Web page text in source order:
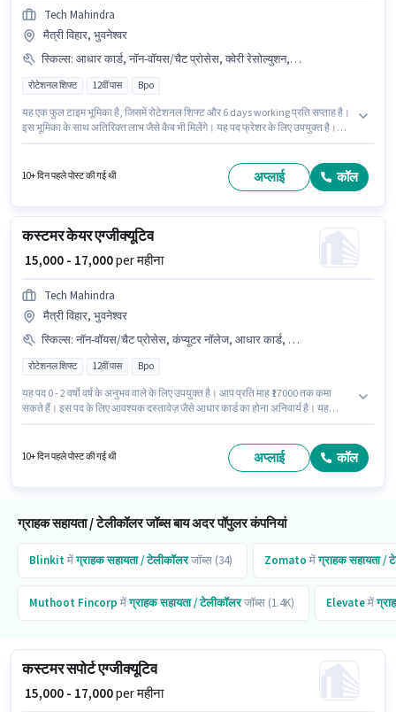
Tech Mahindra
मैत्री विहार, भुवनेश्वर
स्किल्स: आधार कार्ड, नॉन-वॉयस/चैट प्रोसेस, क्वेरी रेसोल्युशन, कंप्यूटर नॉलेज
रोटेशनल शिफ्ट 12वीं पास Bpo
यह एक फुल टाइम भूमिका है, जिसमें रोटेशनल शिफ्ट और 6 days working प्रति सप्ताह है।
इस भूमिका के साथ अतिरिक्त लाभ जैसे कैब भी मिलेंगे। यह पद फ्रेशर के लिए उपयुक्त है।
के पास कंप्यूटर नॉलेज, क्वेरी रेसोल्युशन, नॉन-वॉयस/चैट प्रोसेस जैसी स्किल्स होनी चाहिए।
10+ दिन पहले पोस्ट की गई थी अप्लाई कॉल
कस्टमर केयर एग्जीक्यूटिव
₹ 15,000 - 17,000per महीना
Tech Mahindra
मैत्री विहार, भुवनेश्वर
स्किल्स: नॉन-वॉयस/चैट प्रोसेस, कंप्यूटर नॉलेज, आधार कार्ड, क्वेरी रेसोल्युशन
रोटेशनल शिफ्ट 12वीं पास Bpo
यह पद 0 - 2 वर्षो वर्ष के अनुभव वाले के लिए उपयुक्त है। आप प्रति माह ₹17000 तक कमा
सकते हैं। इस पद के लिए आवश्यक दस्तावेज़ जैसे आधार कार्ड का होना अनिवार्य है। यह
जैसी स्किल्स होनी चाहिए। आवेदकों के पास कम से कम 12वीं पास डिग्री या सर्टिफिकेट होना
10+ दिन पहले पोस्ट की गई थी अप्लाई कॉल
ग्राहक सहायता / टेलीकॉलर जॉब्स बाय अदर पॉपुलर कंपनियां
Blinkitमेंग्राहक सहायता / टेलीकॉलरजॉब्स (34) Zomato मेंग्राहक सहायता /
Muthoot Fincorp मेंग्राहक सहायता / टेलीकॉलरजॉब्स (1.4K) Elevateमें
कस्टमर सपोर्ट एग्जीक्यूटिव
₹ 15,000 - 17,000per महीना